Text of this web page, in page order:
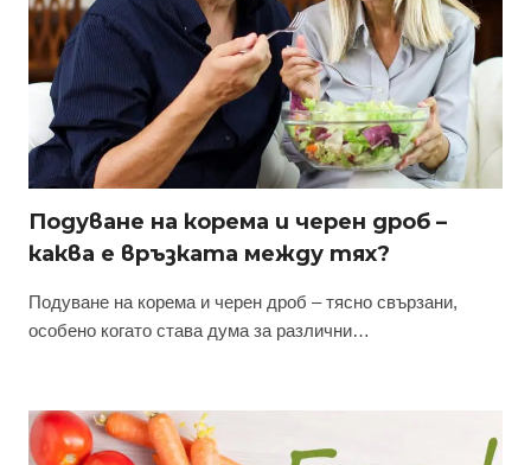
Подуване на корема и черен дроб –
каква е връзката между тях?
Подуване на корема и черен дроб – тясно свързани,
особено когато става дума за различни…